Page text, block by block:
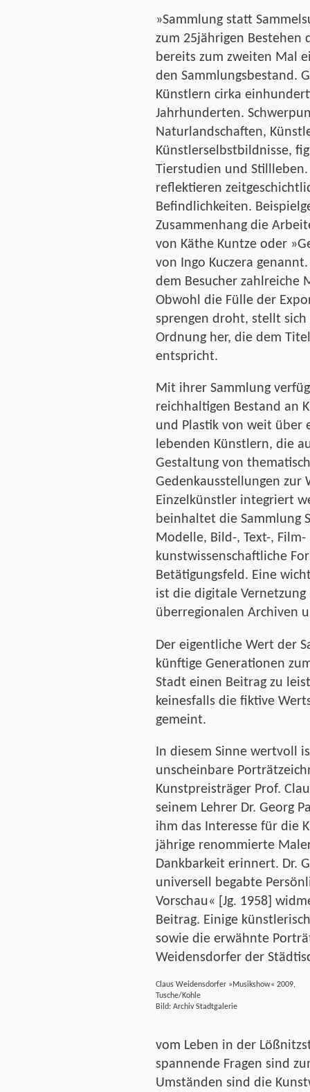
»Sammlung statt
zum 25jährigen Bestehen
bereits zum zweiten Mal
den Sammlungsbestand.
Künstlern cirka
Jahrhunderten.
Naturlandschaften,
Künstlerselbstbildnisse,
Tierstudien und
reflektieren
Befindlichkeiten.
Zusammenhang die
von Käthe Kuntze oder
von Ingo Kuczera
dem Besucher zahlreiche
Obwohl die Fülle der
sprengen droht, stellt
Ordnung her, die dem
entspricht.
Mit ihrer Sammlung
reichhaltigen Bestand an
und Plastik von weit
lebenden Künstlern, die
Gestaltung von
Gedenkausstellungen zur
Einzelkünstler integriert
beinhaltet die Sammlung
Modelle, Bild-, Text-,
kunstwissenschaftliche
Betätigungsfeld. Eine
ist die digitale
überregionalen Archiven
Der eigentliche Wert der
künftige Generationen
Stadt einen Beitrag zu
keinesfalls die fiktive
gemeint.
In diesem Sinne wertvoll
unscheinbare
Kunstpreisträger Prof.
seinem Lehrer Dr. Georg
ihm das Interesse für die
jährige renommierte
Dankbarkeit erinnert. Dr.
universell begabte
Vorschau« [Jg. 1958]
Beitrag. Einige
sowie die erwähnte
Weidensdorfer der
Claus Weidensdorfer »Musikshow« 2009,
Tusche/Kohle
Bild: Archiv Stadtgalerie
vom Leben in der
spannende Fragen sind
Umständen sind die